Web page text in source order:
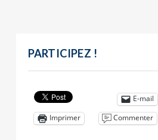
PARTICIPEZ !
E-mail
Imprimer
Commenter